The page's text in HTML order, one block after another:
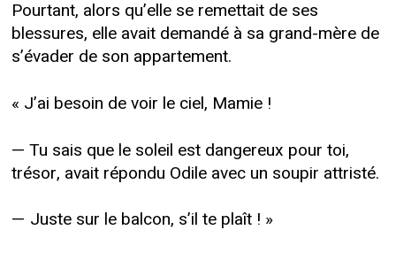
Pourtant, alors qu’elle se remettait de ses
blessures, elle avait demandé à sa grand-mère de
s’évader de son appartement.
« J’ai besoin de voir le ciel, Mamie !
— Tu sais que le soleil est dangereux pour toi,
trésor, avait répondu Odile avec un soupir attristé.
— Juste sur le balcon, s’il te plaît ! »